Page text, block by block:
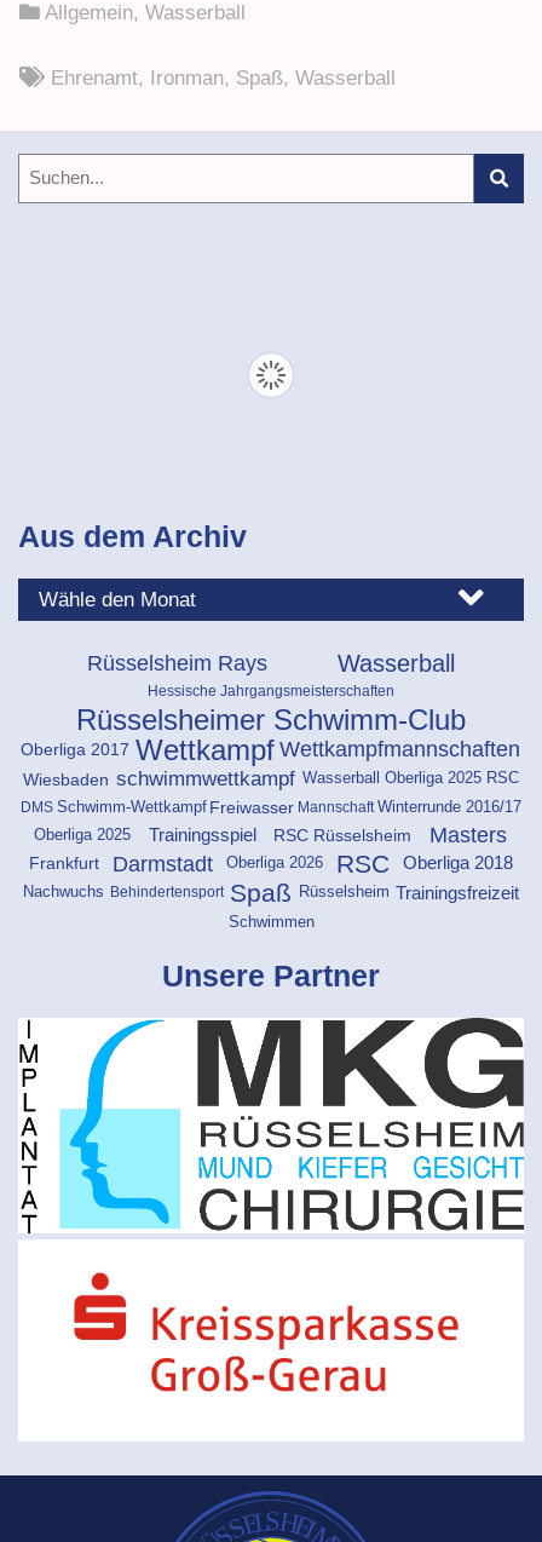
Allgemein, Wasserball
Ehrenamt, Ironman, Spaß, Wasserball
Aus dem Archiv
Rüsselsheim Rays Wasserball
Hessische Jahrgangsmeisterschaften
Rüsselsheimer Schwimm-Club
Oberliga 2017 Wettkampf Wettkampfmannschaften
Wiesbaden schwimmwettkampf Wasserball Oberliga 2025 RSC
DMS Schwimm-Wettkampf Freiwasser Mannschaft Winterrunde 2016/17
Oberliga 2025 Trainingsspiel RSC Rüsselsheim Masters
Frankfurt Darmstadt Oberliga 2026 RSC Oberliga 2018
Nachwuchs Behindertensport Spaß Rüsselsheim Trainingsfreizeit
Schwimmen
Unsere Partner